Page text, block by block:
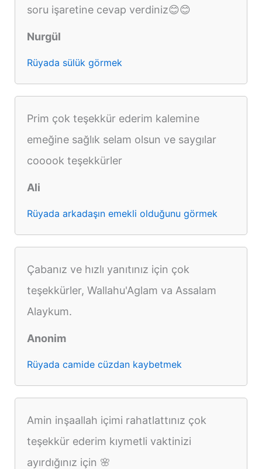
soru işaretine cevap verdiniz😊😊
Nurgül
Rüyada sülük görmek
Prim çok teşekkür ederim kalemine
emeğine sağlık selam olsun ve saygılar
cooook teşekkürler
Ali
Rüyada arkadaşın emekli olduğunu görmek
Çabanız ve hızlı yanıtınız için çok
teşekkürler, Wallahu'Aglam va Assalam
Alaykum.
Anonim
Rüyada camide cüzdan kaybetmek
Amin inşaallah içimi rahatlattınız çok
teşekkür ederim kıymetli vaktinizi
ayırdığınız için 🌸